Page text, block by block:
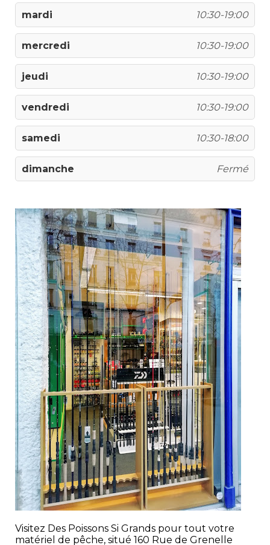
mardi 10:30-19:00
mercredi 10:30-19:00
jeudi 10:30-19:00
vendredi 10:30-19:00
samedi 10:30-18:00
dimanche Fermé
Visitez Des Poissons Si Grands pour tout votre
matériel de pêche, situé 160 Rue de Grenelle